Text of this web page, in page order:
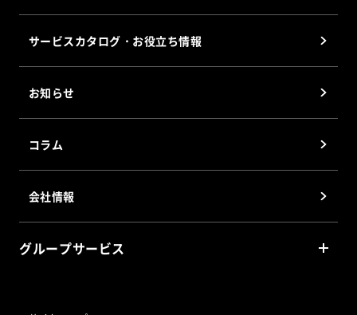
サイバックスUniv.
J-MOTTOホスティングサービス
サービスカタログ・お役立ち情報
お知らせ
コラム
会社情報
グループサービス